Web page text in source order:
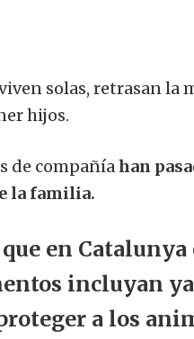
solas, retrasan
hijos.
de compañíahan
la familia.
en
incluyan
a los